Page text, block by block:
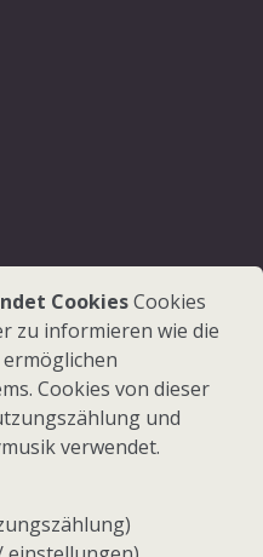
Rechte vorbehalten
CookiesCookies
zu informieren wie die
Cookies von dieser
und
verwendet.